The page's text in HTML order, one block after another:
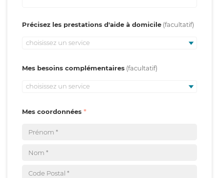
Précisez les prestations d'aide à domicile
choisissez un service
Mes besoins complémentaires
choisissez un service
Mes coordonnées